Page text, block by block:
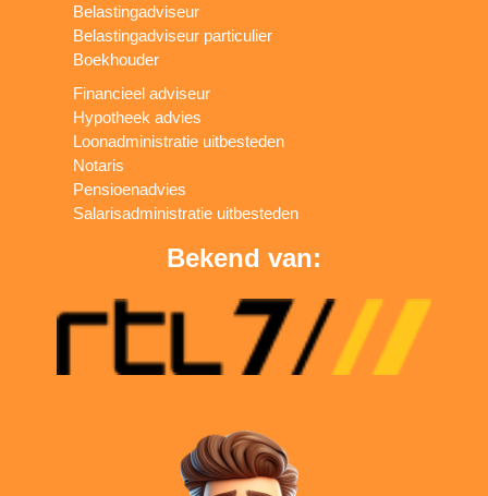
Belastingadviseur
Belastingadviseur particulier
Boekhouder
Financieel adviseur
Hypotheek advies
Loonadministratie uitbesteden
Notaris
Pensioenadvies
Salarisadministratie uitbesteden
Bekend van: